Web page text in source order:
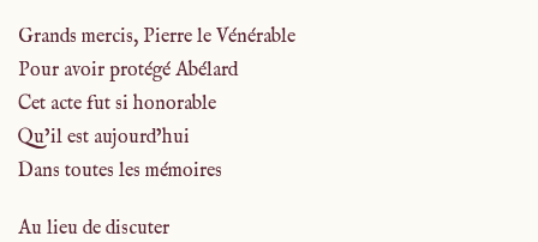
Grands mercis, Pierre le Vénérable
Pour avoir protégé Abélard
Cet acte fut si honorable
Qu’il est aujourd’hui
Dans toutes les mémoires
Au lieu de discuter